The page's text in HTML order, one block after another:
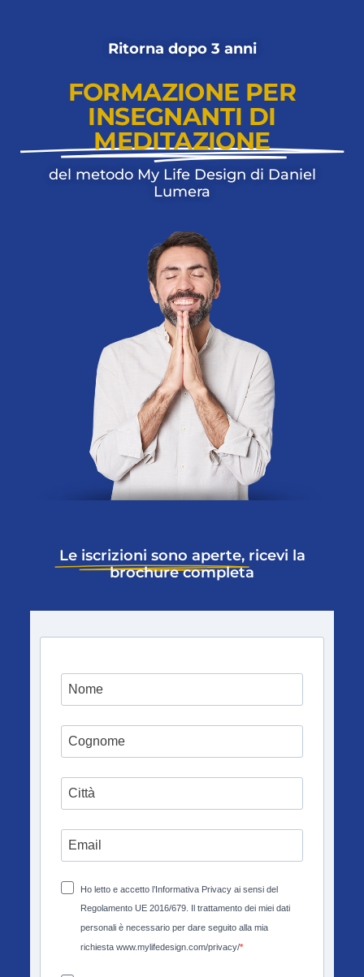
Ritorna dopo 3 anni
FORMAZIONE PER
INSEGNANTI DI
MEDITAZIONE
del metodo My Life Design di Daniel
Lumera
Le iscrizioni sono aperte, ricevi la
brochure completa
Ho letto e accetto l’Informativa Privacy ai sensi del
Regolamento UE 2016/679. Il trattamento dei miei dati
personali è necessario per dare seguito alla mia
richiesta www.mylifedesign.com/privacy/